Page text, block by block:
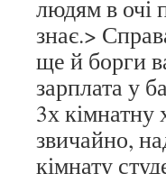
людям в очі
знає.>
ще й борги
зарплата у
3х кімнатну
звичайно,
кімнату